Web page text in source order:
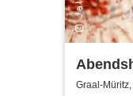
Magier
Graal-